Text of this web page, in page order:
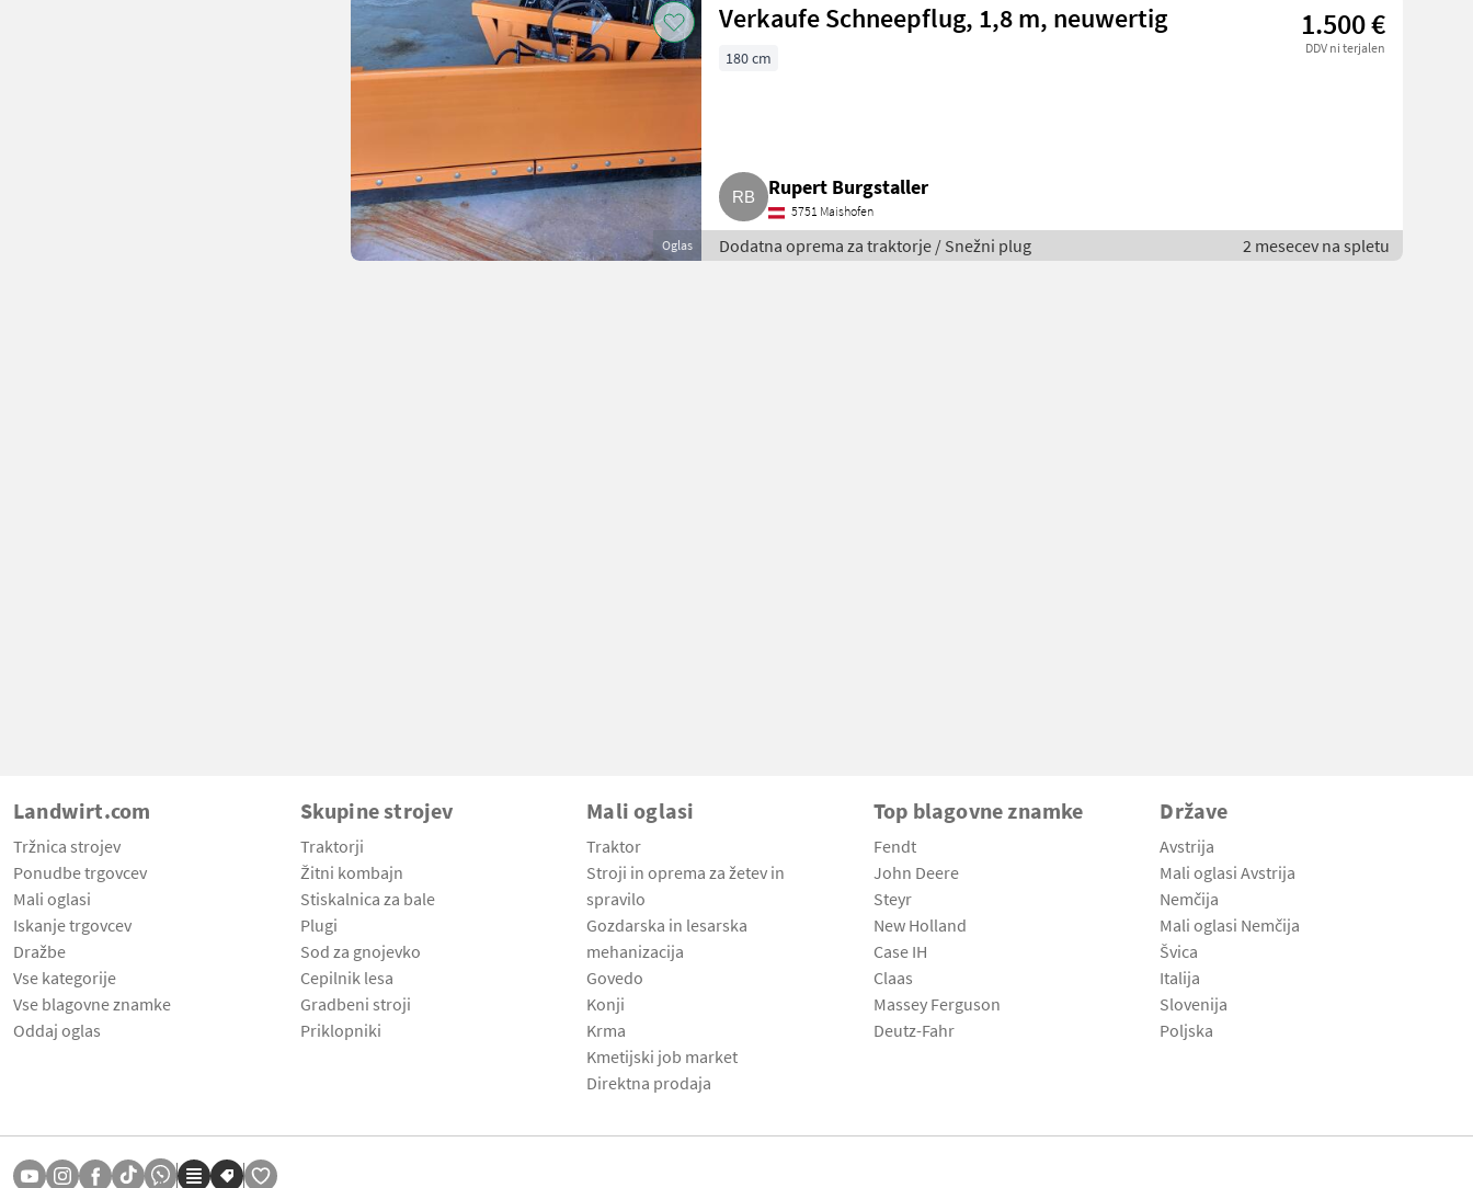
Oglas
Verkaufe Schneepflug, 1,8 m, neuwertig 1.500 €
DDV ni terjalen
180 cm
Rupert Burgstaller
5751 Maishofen
Dodatna oprema za traktorje / Snežni plug 2 mesecev na spletu
Landwirt.com
Tržnica strojev
Ponudbe trgovcev
Mali oglasi
Iskanje trgovcev
Dražbe
Vse kategorije
Vse blagovne znamke
Oddaj oglas
Skupine strojev
Traktorji
Žitni kombajn
Stiskalnica za bale
Plugi
Sod za gnojevko
Cepilnik lesa
Gradbeni stroji
Priklopniki
Mali oglasi
Traktor
Stroji in oprema za žetev in
spravilo
Gozdarska in lesarska
mehanizacija
Govedo
Konji
Krma
Kmetijski job market
Direktna prodaja
Top blagovne znamke
Fendt
John Deere
Steyr
New Holland
Case IH
Claas
Massey Ferguson
Deutz-Fahr
Države
Avstrija
Mali oglasi Avstrija
Nemčija
Mali oglasi Nemčija
Švica
Italija
Slovenija
Poljska